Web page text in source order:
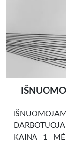
KAINA 1